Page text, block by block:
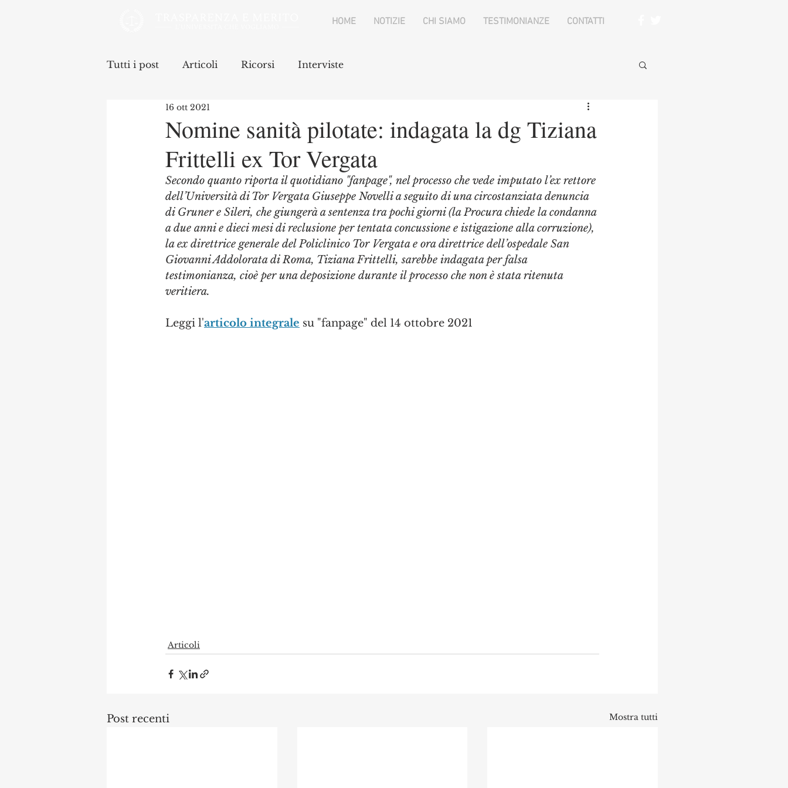
HOME NOTIZIE CHI SIAMO TESTIMONIANZE CONTATTI
Tutti i post Articoli Ricorsi Interviste
Nomine sanità pilotate: indagata la dg Tiziana
Frittelli ex Tor Vergata
16 ott 2021
Secondo quanto riporta il quotidiano "fanpage", nel processo che vede imputato l’ex rettore
dell’Università di Tor Vergata Giuseppe Novelli a seguito di una circostanziata denuncia
di Gruner e Sileri, che giungerà a sentenza tra pochi giorni (la Procura chiede la condanna
a due anni e dieci mesi di reclusione per tentata concussione e istigazione alla corruzione),
la ex direttrice generale del Policlinico Tor Vergata e ora direttrice dell’ospedale San
Giovanni Addolorata di Roma, Tiziana Frittelli, sarebbe indagata per falsa
testimonianza, cioè per una deposizione durante il processo che non è stata ritenuta
veritiera.
Leggi l'articolo integrale su "fanpage" del 14 ottobre 2021
Articoli
Post recenti Mostra tutti